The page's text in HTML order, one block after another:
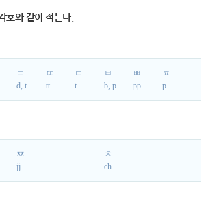
호와 같이 적는다.
ㄷ
d, t
ㄸ
tt
ㅌ
t
ㅂ
b, p
ㅃ
pp
ㅍ
p
ㅉ
jj
ㅊ
ch